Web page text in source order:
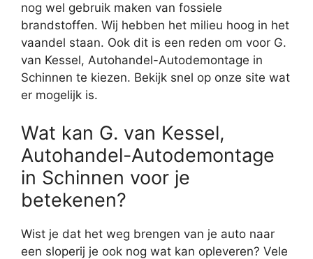
nog wel gebruik maken van fossiele
brandstoffen. Wij hebben het milieu hoog in het
vaandel staan. Ook dit is een reden om voor G.
van Kessel, Autohandel-Autodemontage in
Schinnen te kiezen. Bekijk snel op onze site wat
er mogelijk is.
Wat kan G. van Kessel,
Autohandel-Autodemontage
in Schinnen voor je
betekenen?
Wist je dat het weg brengen van je auto naar
een sloperij je ook nog wat kan opleveren? Vele